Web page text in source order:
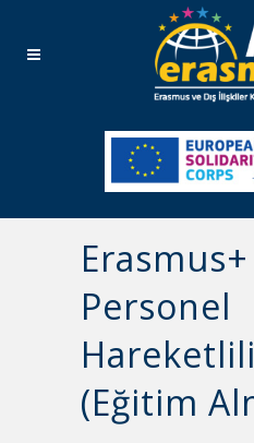
Erasmus+
Personel
(Eğitim